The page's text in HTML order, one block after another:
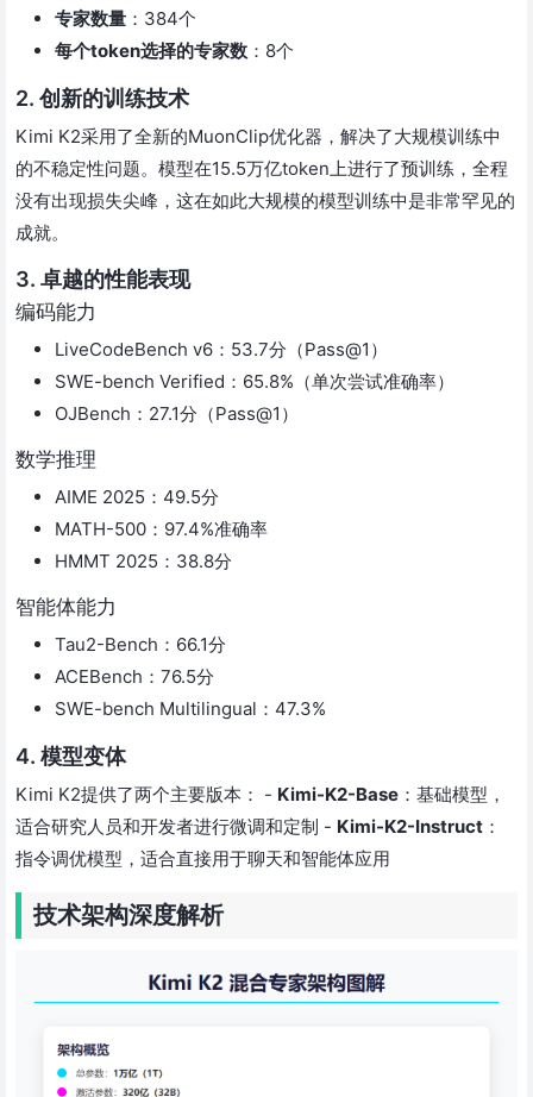
专家数量 ：384个
每个token选择的专家数 ：8个
2. 创新的训练技术
Kimi K2采用了全新的MuonClip优化器，解决了大规模训练中
的不稳定性问题。模型在15.5万亿token上进行了预训练，全程
没有出现损失尖峰，这在如此大规模的模型训练中是非常罕见的
成就。
3. 卓越的性能表现
编码能力
LiveCodeBench v6：53.7分（Pass@1）
SWE-bench Verified：65.8%（单次尝试准确率）
OJBench：27.1分（Pass@1）
数学推理
AIME 2025：49.5分
MATH-500：97.4%准确率
HMMT 2025：38.8分
智能体能力
Tau2-Bench：66.1分
ACEBench：76.5分
SWE-bench Multilingual：47.3%
4. 模型变体
Kimi K2提供了两个主要版本： - Kimi-K2-Base ：基础模型，
适合研究人员和开发者进行微调和定制 - Kimi-K2-Instruct ：
指令调优模型，适合直接用于聊天和智能体应用
技术架构深度解析